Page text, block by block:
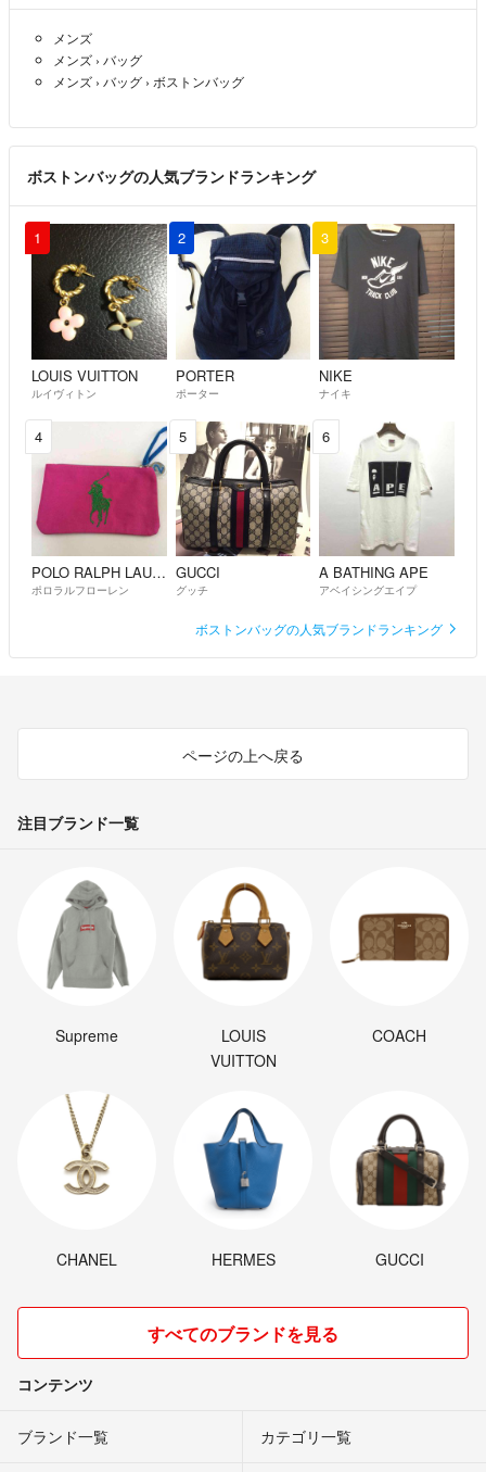
メンズ
メンズ › バッグ
メンズ › バッグ › ボストンバッグ
ボストンバッグの人気ブランドランキング
1
LOUIS VUITTON
ルイヴィトン
2
PORTER
ポーター
3
NIKE
ナイキ
4
POLO RALPH LAUREN
ポロラルフローレン
5
GUCCI
グッチ
6
A BATHING APE
アベイシングエイプ
ボストンバッグの人気ブランドランキング
ページの上へ戻る
注目ブランド一覧
Supreme
LOUIS
VUITTON
COACH
CHANEL HERMES GUCCI
すべてのブランドを見る
コンテンツ
ブランド一覧 カテゴリ一覧